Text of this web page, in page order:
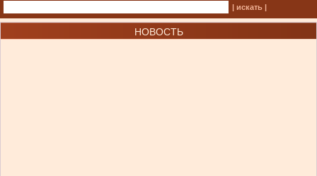
| искать |
НОВОСТЬ